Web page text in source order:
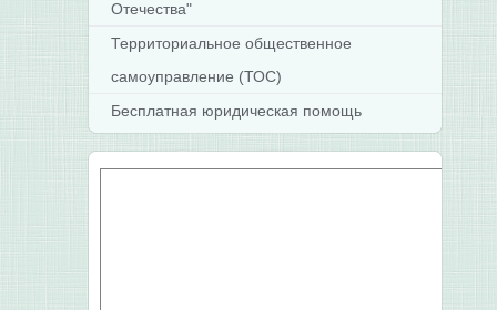
Отечества"
Территориальное общественное
самоуправление (ТОС)
Бесплатная юридическая помощь